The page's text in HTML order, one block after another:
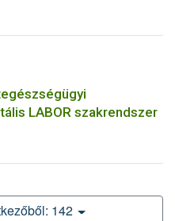
LABOR szakrendszer
142